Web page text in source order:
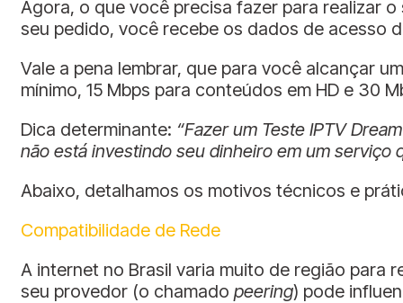
Agora, o que você precisa fazer para realizar
seu pedido, você recebe os dados de acesso
Vale a pena lembrar, que para você alcançar
mínimo, 15 Mbps para conteúdos em HD e 30
Dica determinante: “Fazer um Teste IPTV
não está investindo seu dinheiro em um serviço
Abaixo, detalhamos os motivos técnicos e
Compatibilidade de Rede
A internet no Brasil varia muito de região para
seu provedor (o chamado peering) pode